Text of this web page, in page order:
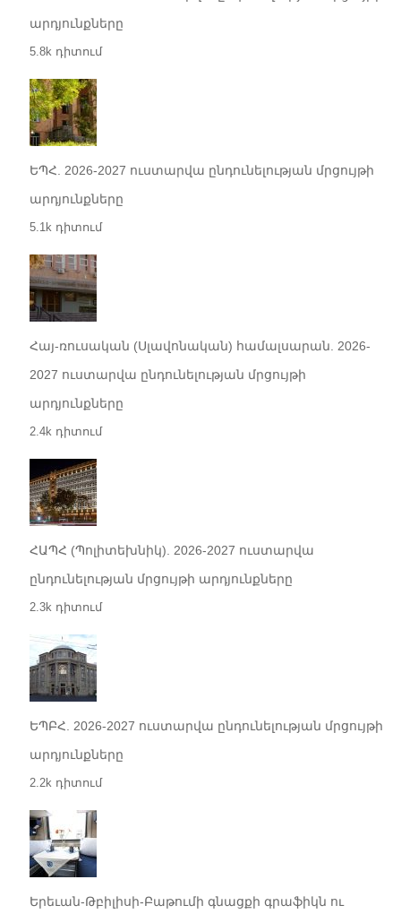
արդյունքները
5.8k դիտում
ԵՊՀ. 2026-2027 ուստարվա ընդունելության մրցույթի
արդյունքները
5.1k դիտում
Հայ-ռուսական (Սլավոնական) համալսարան. 2026-
2027 ուստարվա ընդունելության մրցույթի
արդյունքները
2.4k դիտում
ՀԱՊՀ (Պոլիտեխնիկ). 2026-2027 ուստարվա
ընդունելության մրցույթի արդյունքները
2.3k դիտում
ԵՊԲՀ. 2026-2027 ուստարվա ընդունելության մրցույթի
արդյունքները
2.2k դիտում
Երեւան-Թբիլիսի-Բաթումի գնացքի գրաֆիկն ու